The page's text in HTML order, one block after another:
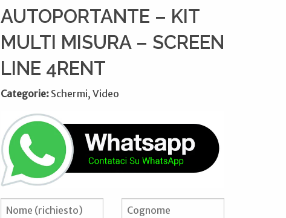
AUTOPORTANTE – KIT
MULTI MISURA – SCREEN
LINE 4RENT
Categorie: Schermi, Video